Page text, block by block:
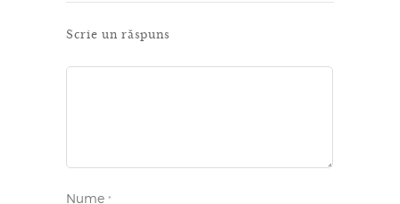
Scrie un răspuns
Nume *